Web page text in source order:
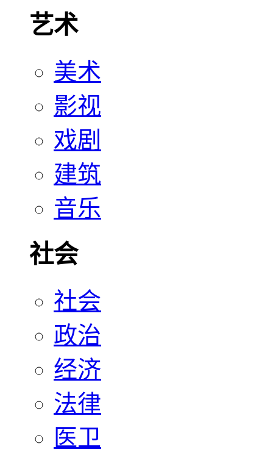
艺术
美术
影视
戏剧
建筑
音乐
社会
社会
政治
经济
法律
医卫